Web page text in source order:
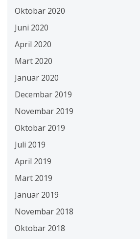
Oktobar 2020
Juni 2020
April 2020
Mart 2020
Januar 2020
Decembar 2019
Novembar 2019
Oktobar 2019
Juli 2019
April 2019
Mart 2019
Januar 2019
Novembar 2018
Oktobar 2018